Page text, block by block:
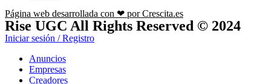
Página web desarrollada con ❤ por Crescita.es
Rise UGC All Rights Reserved © 2024
Iniciar sesión / Registro
Anuncios
Empresas
Creadores